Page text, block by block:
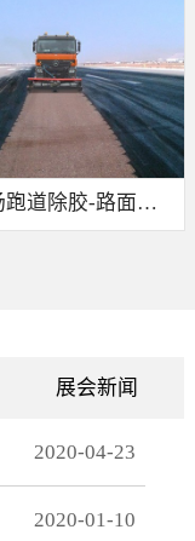
机场跑道除胶-路面标线清除
展会新闻
2020-04-23
2020-01-10